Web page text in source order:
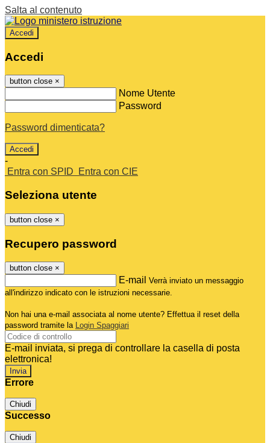
Salta al contenuto
Accedi
Accedi
button close ×
Nome Utente
Password
Password dimenticata?
-
Entra con SPID
Entra con CIE
Seleziona utente
button close ×
Recupero password
button close ×
E-mail Verrà inviato un messaggio
all'indirizzo indicato con le istruzioni necessarie.
Non hai una e-mail associata al nome utente? Effettua il reset della
password tramite la Login Spaggiari
E-mail inviata, si prega di controllare la casella di posta
elettronica!
Errore
Chiudi
Successo
Chiudi